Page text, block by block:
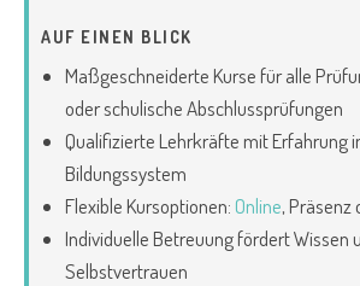
AUF EINEN BLICK
Maßgeschneiderte Kurse für alle
oder schulische Abschlussprüfungen
Qualifizierte Lehrkräfte mit Erfahrung
Bildungssystem
Flexible Kursoptionen: Online, Präsenz
Individuelle Betreuung fördert Wissen
Selbstvertrauen